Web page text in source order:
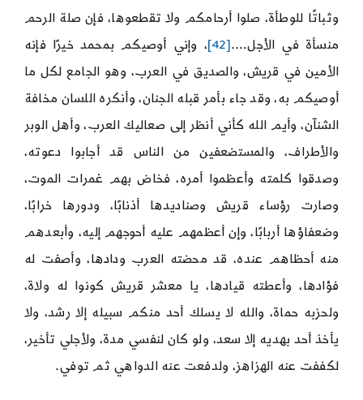
وثباتًا للوطأة، صلوا أرحامكم ولا تقطعوها، فإن صلة الرحم
منسأة في الأجل….[42]
، وإني أوصيكم بمحمد خيرًا فإنه
الأمين في قريش، والصديق في العرب، وهو الجامع لكل ما
أوصيكم به، وقد جاء بأمر قبله الجنان، وأنكره اللسان مخافة
الشنآن، وأيم الله كأني أنظر إلى صعاليك العرب، وأهل الوبر
والأطراف، والمستضعفين من الناس قد أجابوا دعوته،
وصدقوا كلمته وأعظموا أمره، فخاض بهم غمرات الموت،
وصارت رؤساء قريش وصناديدها أذنابًا، ودورها خرابًا،
وضعفاؤها أربابًا، وإن أعظمهم عليه أحوجهم إليه، وأبعدهم
منه أحظاهم عنده، قد محضته العرب ودادها، وأصفت له
فؤادها، وأعطته قيادها، يا معشر قريش كونوا له ولاة،
ولحزبه حماة، والله لا يسلك أحد منكم سبيله إلا رشد، ولا
يأخذ أحد بهديه إلا سعد، ولو كان لنفسي مدة، ولأجلي تأخير،
لكففت عنه الهزاهز، ولدفعت عنه الدواهي ثم توفي.